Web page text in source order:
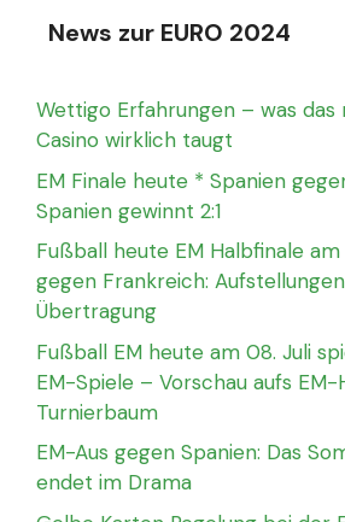
News zur EURO 2024
Wettigo Erfahrungen – was das
Casino wirklich taugt
EM Finale heute * Spanien
Spanien gewinnt 2:1
Fußball heute EM Halbfinale
gegen Frankreich:
Übertragung
Fußball EM heute am 08. Juli
EM-Spiele – Vorschau aufs EM-
Turnierbaum
EM-Aus gegen Spanien: Das
endet im Drama